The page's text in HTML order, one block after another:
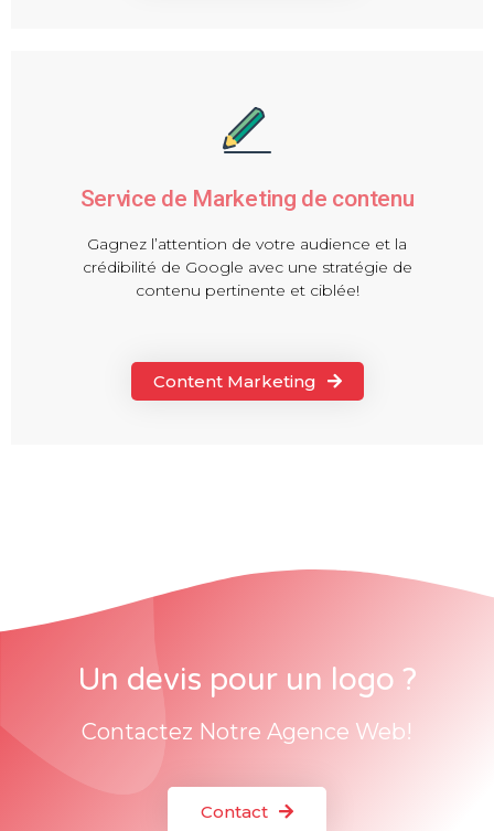
Service de Marketing de contenu
Gagnez l’attention de votre audience et la
crédibilité de Google avec une stratégie de
contenu pertinente et ciblée!
Content Marketing
Un devis pour un logo ?
Contactez Notre Agence Web!
Contact